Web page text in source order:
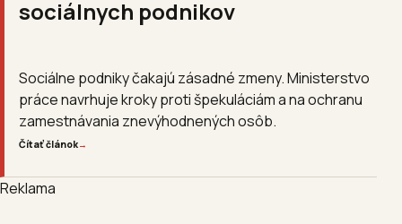
sociálnych podnikov
Sociálne podniky čakajú zásadné zmeny. Ministerstvo
práce navrhuje kroky proti špekuláciám a na ochranu
zamestnávania znevýhodnených osôb.
Čítať článok→
Reklama